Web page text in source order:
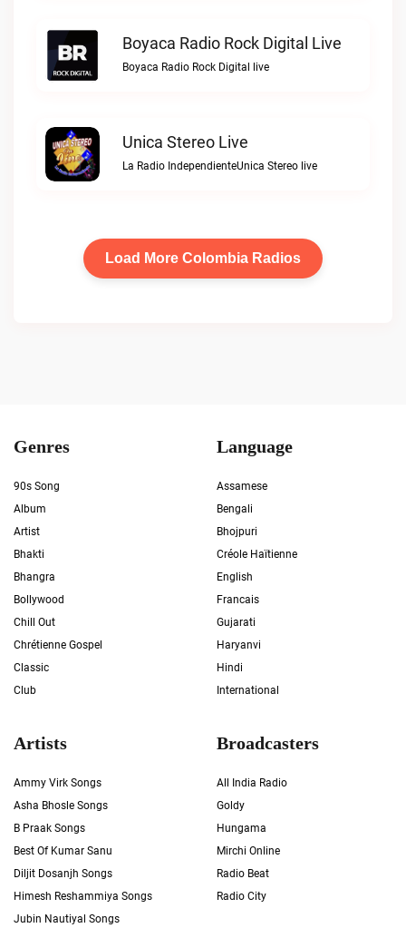
Boyaca Radio Rock Digital Live
Boyaca Radio Rock Digital live
Unica Stereo Live
La Radio IndependienteUnica Stereo live
Load More Colombia Radios
Genres
90s Song
Album
Artist
Bhakti
Bhangra
Bollywood
Chill Out
Chrétienne Gospel
Classic
Club
Language
Assamese
Bengali
Bhojpuri
Créole Haïtienne
English
Francais
Gujarati
Haryanvi
Hindi
International
Artists
Ammy Virk Songs
Asha Bhosle Songs
B Praak Songs
Best Of Kumar Sanu
Diljit Dosanjh Songs
Himesh Reshammiya Songs
Jubin Nautiyal Songs
Broadcasters
All India Radio
Goldy
Hungama
Mirchi Online
Radio Beat
Radio City